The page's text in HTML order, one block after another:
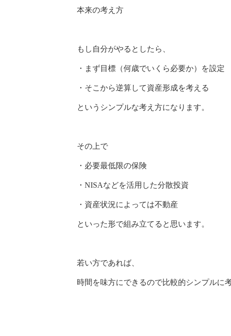
本来の考え方
もし自分がやるとしたら、
・まず目標（何歳でいくら必要か）を設定
・そこから逆算して資産形成を考える
というシンプルな考え方になります。
その上で
・必要最低限の保険
・NISAなどを活用した分散投資
・資産状況によっては不動産
といった形で組み立てると思います。
若い方であれば、
時間を味方にできるので比較的シンプルに